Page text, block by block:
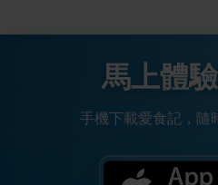
馬上體
手機下載愛食記，隨